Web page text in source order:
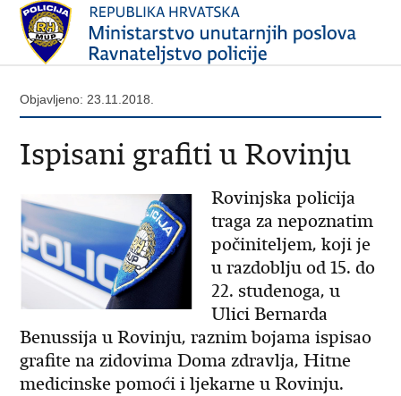
Objavljeno: 23.11.2018.
Ispisani grafiti u Rovinju
Rovinjska policija
traga za nepoznatim
počiniteljem, koji je
u razdoblju od 15. do
22. studenoga, u
Ulici Bernarda
Benussija u Rovinju, raznim bojama ispisao
grafite na zidovima Doma zdravlja, Hitne
medicinske pomoći i ljekarne u Rovinju.